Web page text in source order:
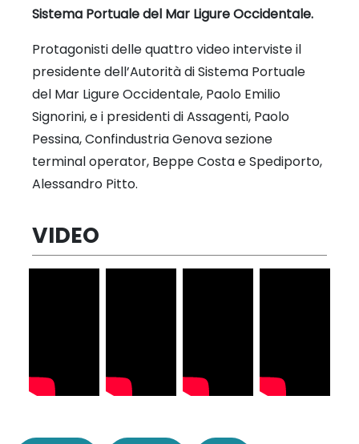
Sistema Portuale del Mar Ligure Occidentale.
Protagonisti delle quattro video interviste il
presidente dell’Autorità di Sistema Portuale
del Mar Ligure Occidentale, Paolo Emilio
Signorini, e i presidenti di Assagenti, Paolo
Pessina, Confindustria Genova sezione
terminal operator, Beppe Costa e Spediporto,
Alessandro Pitto.
VIDEO